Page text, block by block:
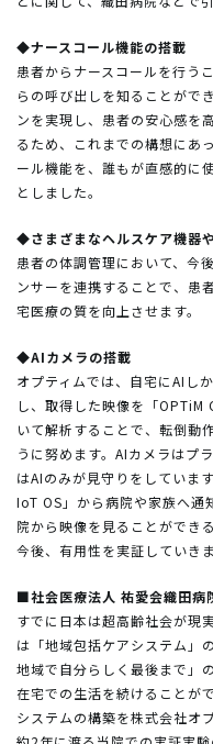
◆ナースコール機能の搭載
患者からナースコールを行う
らの呼び出しを知ることがで
ンを実現し、患者の安心感を
るため、これまでの構想にあ
ール機能を、誰もが直感的に
としました。
◆さまざまなヘルスケア機器
患者の体調管理において、今
ンサーを連携することで、患
宅医療の質を向上させます。
◆AIカメラの搭載
オプティムでは、自宅にAIし
し、取得した映像を「
いて解析することで、転倒動
うに努めます。AIカメラはプ
はAIのみが見守りをしていま
IoT OS」から病院や家族へ通
院から映像を見ることができ
今後、有用性を実証していきま
■社会医療法人 祐愛会織田病
すでに日本は超高齢社会が現
は「地域包括ケアシステム」
地域で自分らしく最後まで」
在宅での生活を続けることが
システムの構築を株式会社オ